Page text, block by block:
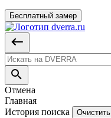
Бесплатный замер
Отмена
Главная
История поиска
Очистить